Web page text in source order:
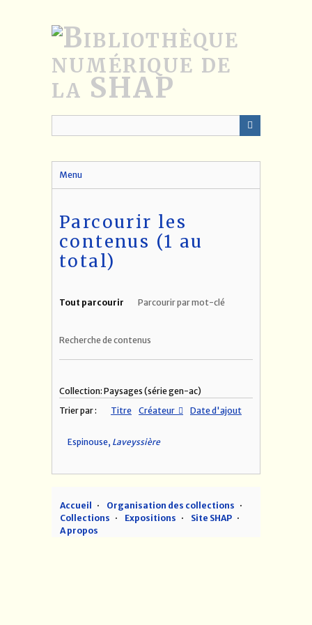
Menu
Parcourir les
contenus (1 au
total)
Tout parcourir Parcourir par mot-clé
Recherche de contenus
Collection: Paysages (série gen-ac)
Trier par :
Titre Créateur Date d'ajout
Espinouse, Laveyssière
Accueil
Organisation des collections
Collections
Expositions
Site SHAP
A propos